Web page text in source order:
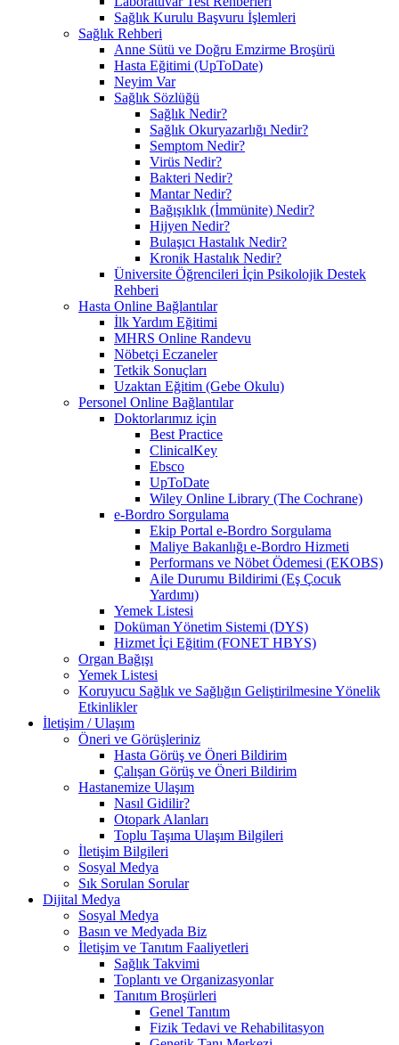
Sağlık Kurulu Başvuru İşlemleri
Sağlık Rehberi
Anne Sütü ve Doğru Emzirme Broşürü
Hasta Eğitimi (UpToDate)
Neyim Var
Sağlık Sözlüğü
Sağlık Nedir?
Sağlık Okuryazarlığı Nedir?
Semptom Nedir?
Virüs Nedir?
Bakteri Nedir?
Mantar Nedir?
Bağışıklık (İmmünite) Nedir?
Hijyen Nedir?
Bulaşıcı Hastalık Nedir?
Kronik Hastalık Nedir?
Üniversite Öğrencileri İçin Psikolojik Destek
Rehberi
Hasta Online Bağlantılar
İlk Yardım Eğitimi
MHRS Online Randevu
Nöbetçi Eczaneler
Tetkik Sonuçları
Uzaktan Eğitim (Gebe Okulu)
Personel Online Bağlantılar
Doktorlarımız için
Best Practice
ClinicalKey
Ebsco
UpToDate
Wiley Online Library (The Cochrane)
e-Bordro Sorgulama
Ekip Portal e-Bordro Sorgulama
Maliye Bakanlığı e-Bordro Hizmeti
Performans ve Nöbet Ödemesi (EKOBS)
Aile Durumu Bildirimi (Eş Çocuk
Yardımı)
Yemek Listesi
Doküman Yönetim Sistemi (DYS)
Hizmet İçi Eğitim (FONET HBYS)
Organ Bağışı
Yemek Listesi
Koruyucu Sağlık ve Sağlığın Geliştirilmesine Yönelik
Etkinlikler
İletişim / Ulaşım
Öneri ve Görüşleriniz
Hasta Görüş ve Öneri Bildirim
Çalışan Görüş ve Öneri Bildirim
Hastanemize Ulaşım
Nasıl Gidilir?
Otopark Alanları
Toplu Taşıma Ulaşım Bilgileri
İletişim Bilgileri
Sosyal Medya
Sık Sorulan Sorular
Dijital Medya
Sosyal Medya
Basın ve Medyada Biz
İletişim ve Tanıtım Faaliyetleri
Sağlık Takvimi
Toplantı ve Organizasyonlar
Tanıtım Broşürleri
Genel Tanıtım
Fizik Tedavi ve Rehabilitasyon